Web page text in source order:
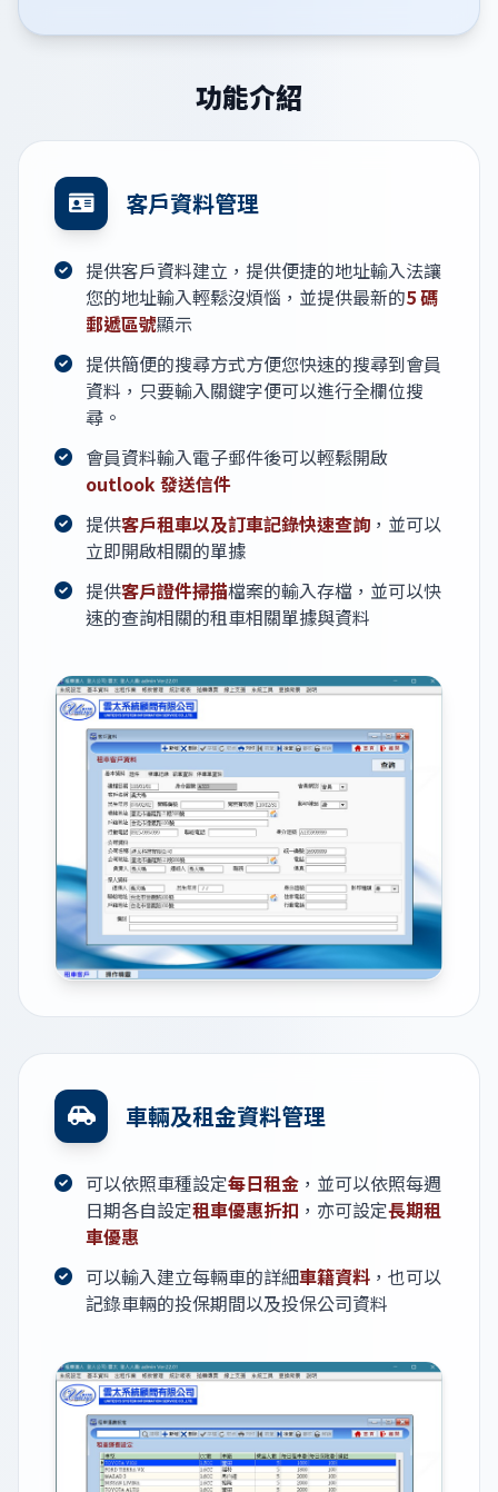
功能介紹
客戶資料管理
提供客戶資料建立，提供便捷的地址輸入法讓
您的地址輸入輕鬆沒煩惱，並提供最新的5 碼
郵遞區號顯示
提供簡便的搜尋方式方便您快速的搜尋到會員
資料，只要輸入關鍵字便可以進行全欄位搜
尋。
會員資料輸入電子郵件後可以輕鬆開啟
outlook 發送信件
提供客戶租車以及訂車記錄快速查詢 ，並可以
立即開啟相關的單據
提供客戶證件掃描檔案的輸入存檔，並可以快
速的查詢相關的租車相關單據與資料
車輛及租金資料管理
可以依照車種設定每日租金 ，並可以依照每週
日期各自設定租車優惠折扣 ，亦可設定長期租
車優惠
可以輸入建立每輛車的詳細車籍資料 ，也可以
記錄車輛的投保期間以及投保公司資料